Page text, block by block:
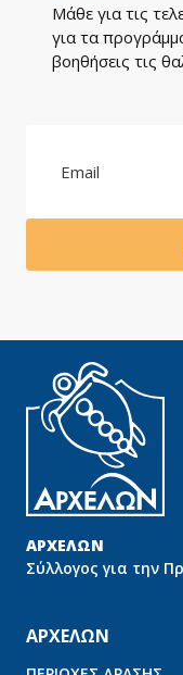
Μάθε για τις
για τα
βοηθήσεις τις
ΑΡΧΕΛΩΝ
Σύλλογος για την
ΑΡΧΕΛΩΝ